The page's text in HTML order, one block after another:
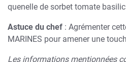
quenelle de sorbet tomate
Astuce du chef : Agrémenter
MARINES pour amener une
Les informations mentionnées